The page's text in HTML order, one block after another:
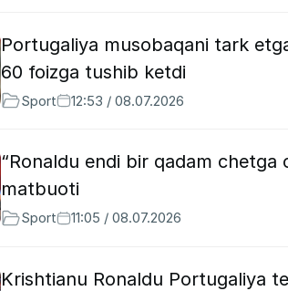
Portugaliya musobaqani tark
60 foizga tushib ketdi
Sport 12:53 / 08.07.2026
“Ronaldu endi bir qadam
matbuoti
Sport 11:05 / 08.07.2026
Krishtianu Ronaldu Portugaliya